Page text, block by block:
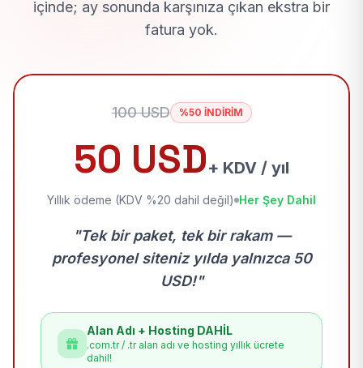
içinde; ay sonunda karşınıza çıkan ekstra bir
fatura yok.
100 USD %50 İNDİRİM
50 USD+ KDV / yıl
Yıllık ödeme (KDV %20 dahil değil) Her Şey Dahil
"Tek bir paket, tek bir rakam —
profesyonel siteniz yılda yalnızca 50
USD!"
Alan Adı + Hosting DAHİL
.com.tr / .tr alan adı ve hosting yıllık ücrete
dahil!